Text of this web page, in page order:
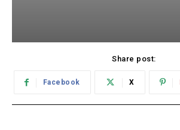
Share post:
Facebook X